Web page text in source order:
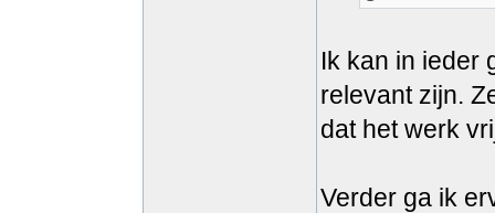
Ik kan in ieder
relevant zijn.
dat het werk
Verder ga ik